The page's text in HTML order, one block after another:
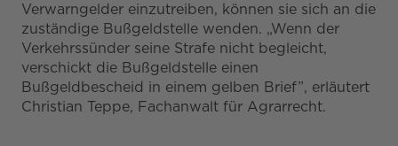
Verwarngelder einzutreiben, können sie sich an die
zuständige Bußgeldstelle wenden. „Wenn der
Verkehrssünder seine Strafe nicht begleicht,
verschickt die Bußgeldstelle einen
Bußgeldbescheid in einem gelben Brief”, erläutert
Christian Teppe, Fachanwalt für Agrarrecht.